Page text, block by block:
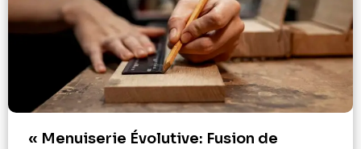
« Menuiserie Évolutive: Fusion de